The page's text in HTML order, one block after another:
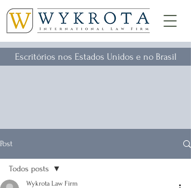
Escritórios nos Estados Unidos e no Brasil
Post
Todos posts
Wykrota Law Firm